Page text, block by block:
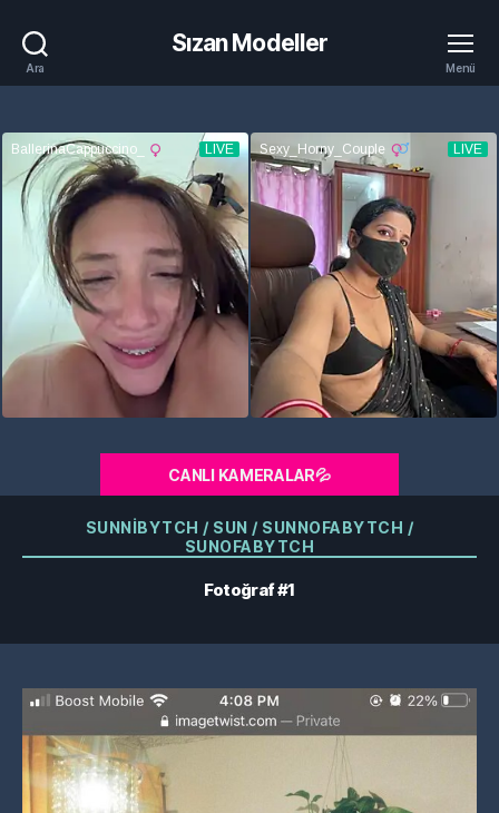
Ara
Sızan Modeller
Menü
CANLI KAMERALAR💦
Kategoriler
SUNNIBYTCH / SUN / SUNNOFABYTCH /
SUNOFABYTCH
Fotoğraf #1